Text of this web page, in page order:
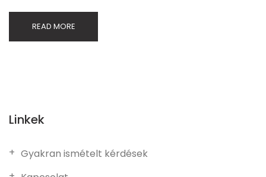
READ MORE
Linkek
Gyakran ismételt kérdések